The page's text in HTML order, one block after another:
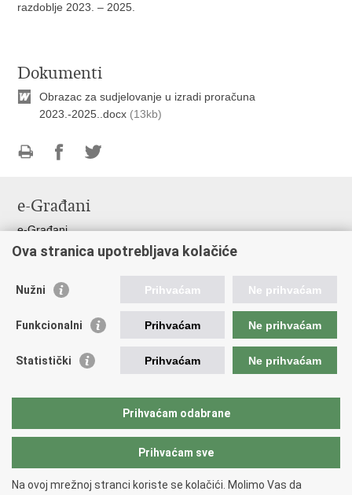
razdoblje 2023. – 2025.
Dokumenti
Obrazac za sudjelovanje u izradi proračuna
2023.-2025..docx (13kb)
FacebookuTwitteru
e-Građani
e-Građani
Pristup informacijama
Pravo na pristup informacijama
Pristup otvorenim podacima ministarstva
Važne poveznice
Pučka pravobraniteljica
Državna škola za javnu upravu
Ova stranica upotrebljava kolačiće
Nužni Prihvaćam Ne prihvaćam
Funkcionalni Prihvaćam Ne prihvaćam
Statistički Prihvaćam Ne prihvaćam
Prihvaćam odabrane
Prihvaćam sve
Na ovoj mrežnoj stranci koriste se kolačići. Molimo Vas da